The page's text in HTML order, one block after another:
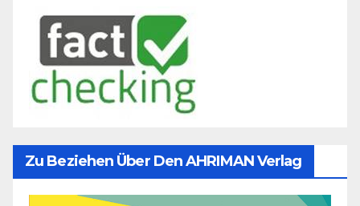
Zu Beziehen Über Den AHRIMAN Verlag